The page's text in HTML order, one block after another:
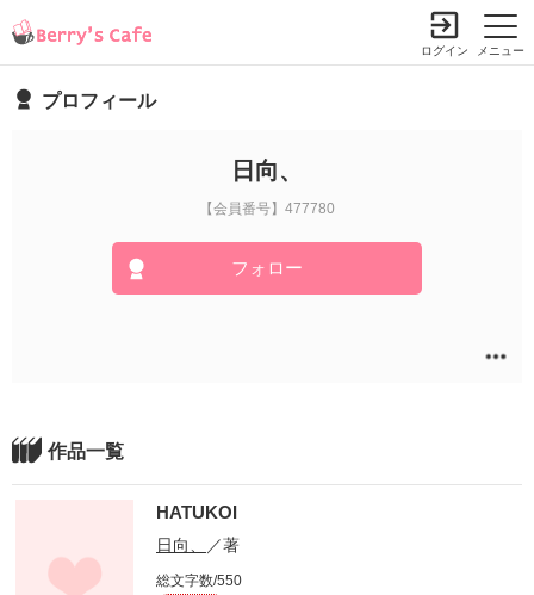
メニュー
ログイン
プロフィール
日向、
【会員番号】477780
フォロー
作品一覧
HATUKOI
日向、 ／著
総文字数/550